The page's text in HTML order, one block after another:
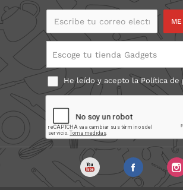
Escribe tu correo
Escoge tu tienda Gadgets
He leído y acepto laPolítica de